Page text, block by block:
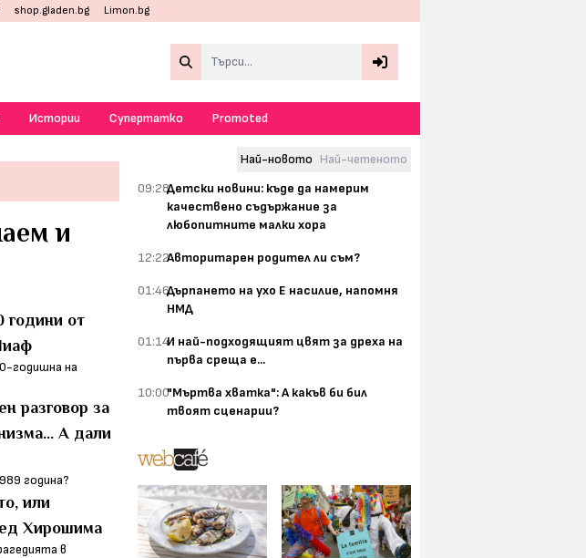
shop.gladen.bg Limon.bg
Истории Супертатко Promoted
и
години от
годишна на
разговор за
А дали
година?
или
Хирошима
в
Най-новото Най-четеното
09:28Детски новини: къде да намерим
качествено съдържание за
любопитните малки хора
12:22Авторитарен родител ли съм?
01:46Дърпането на ухо Е насилие, напомня
НМД
01:14И най-подходящият цвят за дреха на
първа среща е...
10:00"Мъртва хватка": А какъв би бил
твоят сценарии?